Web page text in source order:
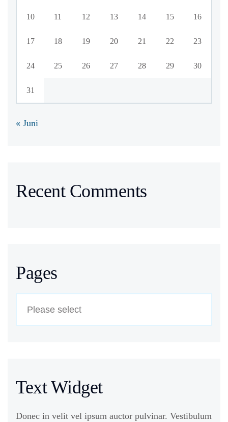
10 11 12 13 14 15 16
17 18 19 20 21 22 23
24 25 26 27 28 29 30
31
« Juni
Recent Comments
Pages
Text Widget
Donec in velit vel ipsum auctor pulvinar. Vestibulum